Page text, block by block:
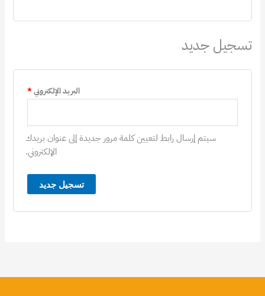
تسجيل جديد
البريد الإلكتروني*
سيتم إرسال رابط لتعيين كلمة مرور جديدة إلى عنوان بريدك
الإلكتروني.
تسجيل جديد